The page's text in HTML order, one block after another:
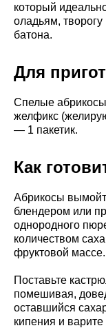
который
оладьям,
батона.
Для
Спелые абрикосы
желфикс
— 1 пакетик.
Как
Абрикосы
блендером или
однородного
количеством
фруктовой массе.
Поставьте
помешивая,
оставшийся
кипения и